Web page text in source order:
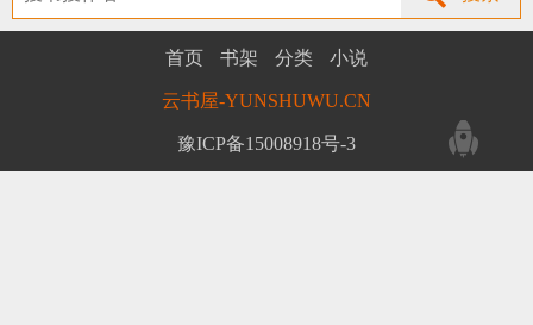
首页 书架 分类 小说
云书屋-YUNSHUWU.CN
豫ICP备15008918号-3